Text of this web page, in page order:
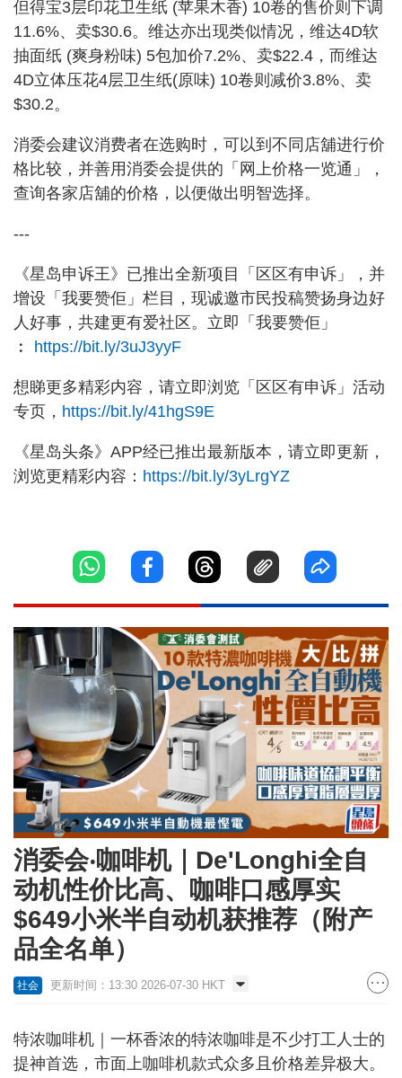
但得宝3层印花卫生纸 (苹果木香) 10卷的售价则下调
11.6%、卖$30.6。维达亦出现类似情况，维达4D软
抽面纸 (爽身粉味) 5包加价7.2%、卖$22.4，而维达
4D立体压花4层卫生纸(原味) 10卷则减价3.8%、卖
$30.2。
消委会建议消费者在选购时，可以到不同店舖进行价
格比较，并善用消委会提供的「网上价格一览通」，
查询各家店舖的价格，以便做出明智选择。
---
《星岛申诉王》已推出全新项目「区区有申诉」，并
增设「我要赞佢」栏目，现诚邀市民投稿赞扬身边好
人好事，共建更有爱社区。立即「我要赞佢」
︰ https://bit.ly/3uJ3yyF
想睇更多精彩内容，请立即浏览「区区有申诉」活动
专页， https://bit.ly/41hgS9E
《星岛头条》APP经已推出最新版本，请立即更新，
浏览更精彩内容： https://bit.ly/3yLrgYZ
消委会‧咖啡机｜De'Longhi全自
动机性价比高、咖啡口感厚实
$649小米半自动机获推荐（附产
品全名单）
社会 更新时间：13:30 2026-07-30 HKT
特浓咖啡机｜一杯香浓的特浓咖啡是不少打工人士的
提神首选，市面上咖啡机款式众多且价格差异极大。